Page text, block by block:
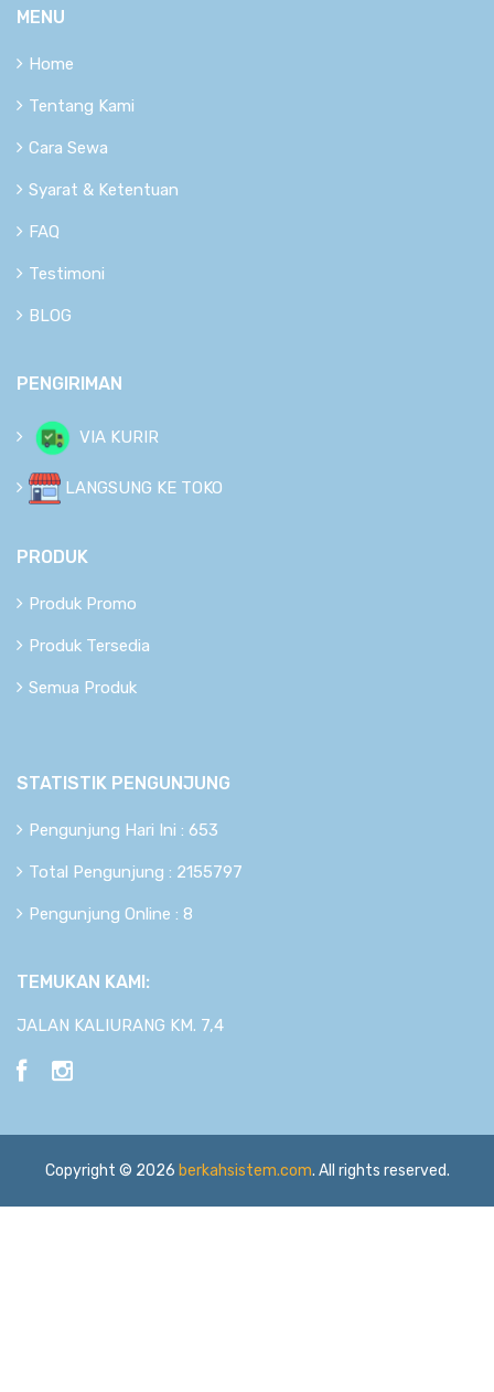
MENU
Home
Tentang Kami
Cara Sewa
Syarat & Ketentuan
FAQ
Testimoni
BLOG
PENGIRIMAN
VIA KURIR
LANGSUNG KE TOKO
PRODUK
Produk Promo
Produk Tersedia
Semua Produk
STATISTIK PENGUNJUNG
Pengunjung Hari Ini : 653
Total Pengunjung : 2155797
Pengunjung Online : 8
TEMUKAN KAMI:
JALAN KALIURANG KM. 7,4
Copyright © 2026 berkahsistem.com. All rights reserved.